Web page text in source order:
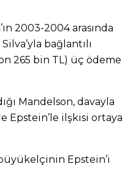
2003-2004 arasında
bağlantılı
265 bin TL) üç ödeme
Mandelson, davayla
Epstein’le ilşkisi ortaya
Epstein’i